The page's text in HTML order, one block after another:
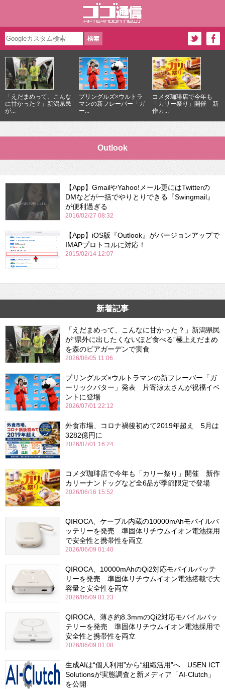
「えだまめって、こんな
に甘かった？」新潟県民
が...
プリングルズ×ウルトラ
マンの新フレーバー「ガ
ー...
コメダ珈琲店で今年も
「カリー祭り」開催 新
作カ...
Outlook
【App】GmailやYahoo!メール更にはTwitterの
DMなどが一括でやりとりできる『Swingmail』
が便利過ぎる
2016/02/27 08:32
【App】iOS版『Outlook』がバージョンアップで
IMAPプロトコルに対応！
2015/02/14 12:07
新着記事
「えだまめって、こんなに甘かった？」新潟県民
が“県外に出したくないほど食べる”極上えだまめ
を森のビアガーデンで実食
2026/08/05 11:06
プリングルズ×ウルトラマンの新フレーバー「ガ
ーリックバター」発表 片寄涼太さんが祝福イベ
ントに登場
2026/07/01 22:12
外食市場、コロナ禍後初めて2019年超え 5月は
3282億円に
2026/07/01 16:24
コメダ珈琲店で今年も「カリー祭り」開催 新作
カリーナンドッグなど全6品が季節限定で登場
2026/06/16 15:52
QIROCA、ケーブル内蔵の10000mAhモバイルバ
ッテリーを発売 準固体リチウムイオン電池採用
で安全性と携帯性を両立
2026/06/09 01:40
QIROCA、10000mAhのQi2対応モバイルバッテ
リーを発売 準固体リチウムイオン電池搭載で大
容量と安全性を両立
2026/06/09 01:23
QIROCA、薄さ約8.3mmのQi2対応モバイルバッ
テリーを発売 準固体リチウムイオン電池採用で
安全性と携帯性を両立
2026/06/09 01:08
生成AIは“個人利用”から“組織活用”へ USEN ICT
Solutionsが実態調査と新メディア「AI-Clutch」
を公開